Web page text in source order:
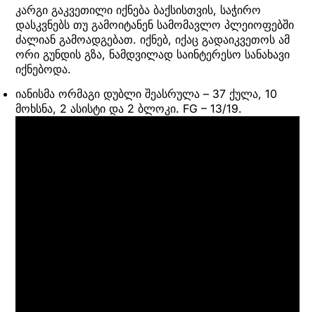
კარგი გაკვეთილი იქნება ბაქსისთვის, საჭირო
დასკვნებს თუ გამოიტანენ სამომავლო პლეიოფებში
ძალიან გამოადგებათ. იქნებ, იქაც გადაიკვეთოს ამ
ორი გუნდის გზა, ნამდვილად საინტერესო სანახავი
იქნებოდა.
იანისმა ორმაგი დუბლი შეასრულა – 37 ქულა, 10
მოხსნა, 2 ასისტი და 2 ბლოკი. FG – 13/19.